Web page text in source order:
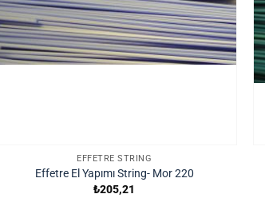
EFFETRE STRING
Effetre El Yapımı String- Mor 220
₺205,21